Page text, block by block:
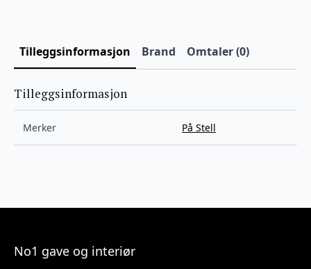
Tilleggsinformasjon Brand Omtaler (0)
Tilleggsinformasjon
Merker På Stell
No1 gave og interiør